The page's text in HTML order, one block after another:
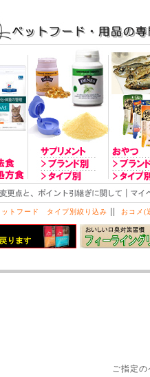
ットフード タイプ別絞り込み || おコメ(
ご指定